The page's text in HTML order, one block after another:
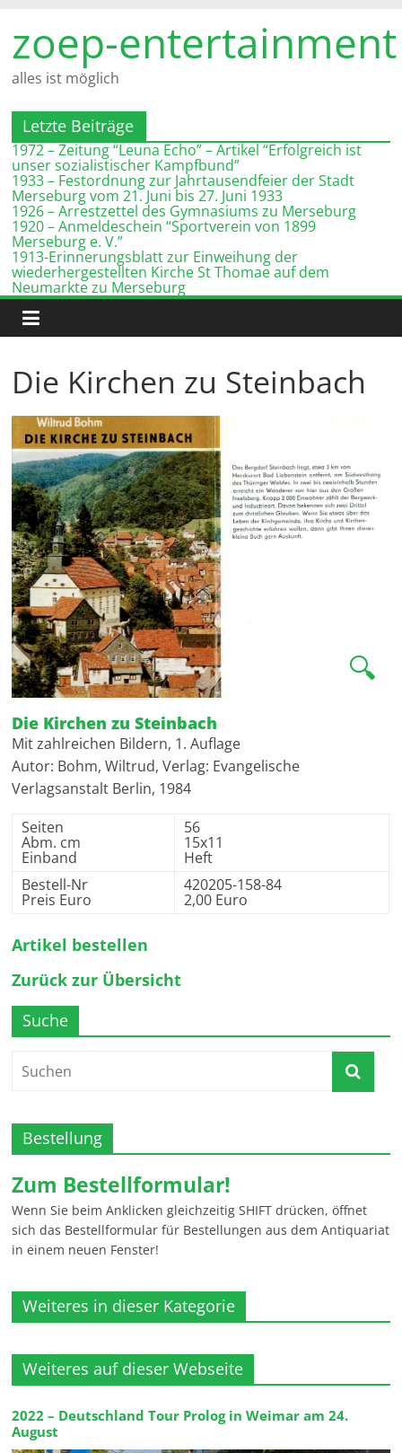
Inhalt
springen
zoep-entertainment
alles ist möglich
Letzte Beiträge
1972 – Zeitung “Leuna Echo” – Artikel “Erfolgreich ist
unser sozialistischer Kampfbund”
1933 – Festordnung zur Jahrtausendfeier der Stadt
Merseburg vom 21. Juni bis 27. Juni 1933
1926 – Arrestzettel des Gymnasiums zu Merseburg
1920 – Anmeldeschein “Sportverein von 1899
Merseburg e. V.”
1913-Erinnerungsblatt zur Einweihung der
wiederhergestellten Kirche St Thomae auf dem
Neumarkte zu Merseburg
Die Kirchen zu Steinbach
🔍
Die Kirchen zu Steinbach
Mit zahlreichen Bildern, 1. Auflage
Autor: Bohm, Wiltrud, Verlag: Evangelische
Verlagsanstalt Berlin, 1984
Seiten
Abm. cm
Einband
56
15x11
Heft
Bestell-Nr
Preis Euro
420205-158-84
2,00 Euro
Artikel bestellen
Zurück zur Übersicht
Suche
Bestellung
Zum Bestellformular!
Wenn Sie beim Anklicken gleichzeitig SHIFT drücken, öffnet
sich das Bestellformular für Bestellungen aus dem Antiquariat
in einem neuen Fenster!
Weiteres in dieser Kategorie
Weiteres auf dieser Webseite
2022 – Deutschland Tour Prolog in Weimar am 24.
August